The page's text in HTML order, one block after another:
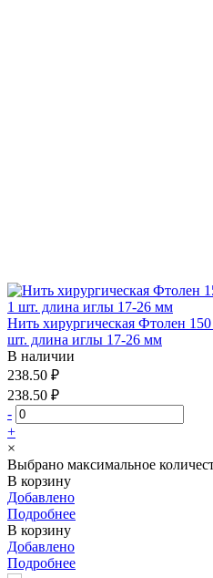
Нить хирургическая Фтолен
шт. длина иглы 17-26 мм
В наличии
238.50 ₽
238.50 ₽
-
+
×
Выбрано максимальное
В корзину
Добавлено
Подробнее
В корзину
Добавлено
Подробнее